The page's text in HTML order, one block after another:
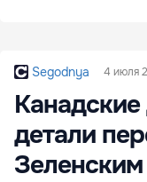
Segodnya 4 июля
детали
Зеленским